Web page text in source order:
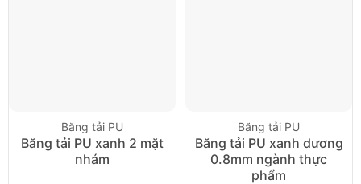
Băng tải PU
Băng tải PU xanh 2 mặt
nhám
Băng tải PU
Băng tải PU xanh dương
0.8mm ngành thực
phẩm